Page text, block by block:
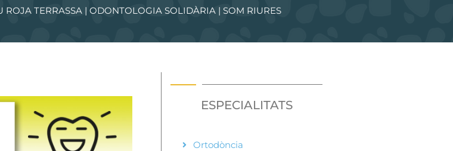
ROJA TERRASSA | ODONTOLOGIA SOLIDÀRIA | SOM RIURES
ESPECIALITATS
Ortodòncia